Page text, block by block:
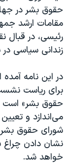
حقوق بشر در
مقامات ارشد
رئیسی، در قبال
زندانی سیاسی در سال ۱۳۶۷
در این نامه
برای ریاست
حقوق بشر» است
می‌اندازد و
شورای حقوق بشر
نشان دادن چراغ
خواهد شد.